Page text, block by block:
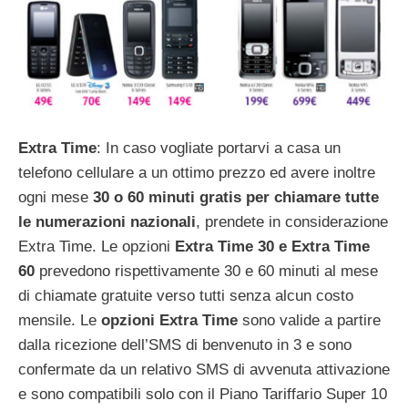
Extra Time: In caso vogliate portarvi a casa un
telefono cellulare a un ottimo prezzo ed avere inoltre
ogni mese 30 o 60 minuti gratis per chiamare tutte
le numerazioni nazionali, prendete in considerazione
Extra Time. Le opzioni Extra Time 30 e Extra Time
60 prevedono rispettivamente 30 e 60 minuti al mese
di chiamate gratuite verso tutti senza alcun costo
mensile. Le opzioni Extra Time sono valide a partire
dalla ricezione dell’SMS di benvenuto in 3 e sono
confermate da un relativo SMS di avvenuta attivazione
e sono compatibili solo con il Piano Tariffario Super 10